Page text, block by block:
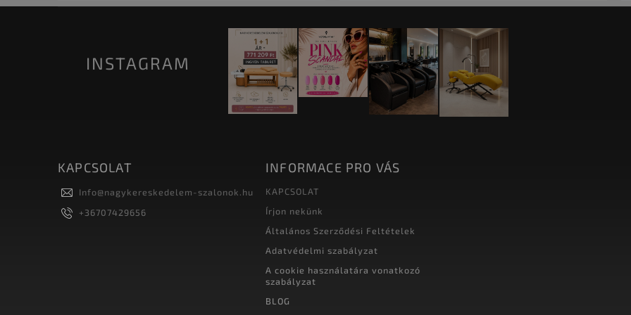
INSTAGRAM
KAPCSOLAT
Info@nagykereskedelem-szalonok.hu
+36707429656
INFORMACE PRO VÁS
KAPCSOLAT
Írjon nekünk
Általános Szerződési Feltételek
Adatvédelmi szabályzat
A cookie használatára vonatkozó
szabályzat
BLOG